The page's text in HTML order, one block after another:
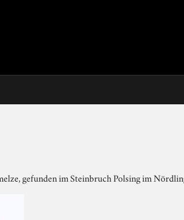
gefunden im Steinbruch Polsing im